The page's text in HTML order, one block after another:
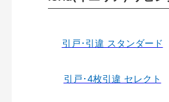
引戸･引違 スタンダード
引戸･4枚引違 セレクト